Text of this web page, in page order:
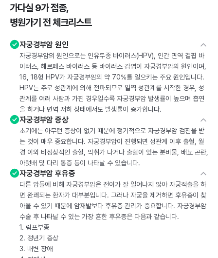
가다실 9가 접종,
병원가기 전 체크리스트
자궁경부암 원인
자궁경부암의 원인으로는 인유두종 바이러스(HPV), 인간 면역 결핍 바
이러스, 헤르페스 바이러스 등 바이러스 감염이 자궁경부암의 원인이며,
16, 18형 HPV가 자궁경부암의 약 70%를 일으키는 주요 원인입니다.
HPV는 주로 성관계에 의해 전파되므로 일찍 성관계를 시작한 경우, 성
관계를 여러 사람과 가진 경우일수록 자궁경부암 발생률이 높으며 흡연
을 하거나 면역 저하 상태에서도 발생률이 증가합니다.
자궁경부암 증상
초기에는 아무런 증상이 없기 때문에 정기적으로 자궁경부암 검진을 받
는 것이 매우 중요합니다. 자궁경부암이 진행되면 성관계 이후 출혈, 월
경 이외 비정상적인 출혈, 악취가 나거나 출혈이 있는 분비물, 배뇨 곤란,
아랫배 및 다리 통증 등이 나타날 수 있습니다.
자궁경부암 후유증
다른 암들에 비해 자궁경부암은 전이가 잘 일어나지 않아 자궁적출을 하
면 완쾌되는 환자가 대부분입니다. 그러나 자궁을 제거하면 후유증이 찾
아올 수 있기 때문에 암재발보다 후유증 관리가 중요합니다. 자궁경부암
수술 후 나타날 수 있는 가장 흔한 후유증은 다음과 같습니다.
1. 림프부종
2. 갱년기 증상
3. 배변 장애